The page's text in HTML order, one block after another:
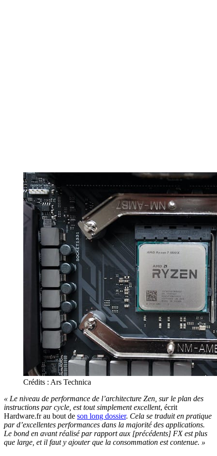
Crédits : Ars Technica
« Le niveau de performance de l’architecture Zen, sur le plan des
instructions par cycle, est tout simplement excellent, écrit
Hardware.fr au bout de son long dossier. Cela se traduit en pratique
par d’excellentes performances dans la majorité des applications.
Le bond en avant réalisé par rapport aux [précédents] FX est plus
que large, et il faut y ajouter que la consommation est contenue. »